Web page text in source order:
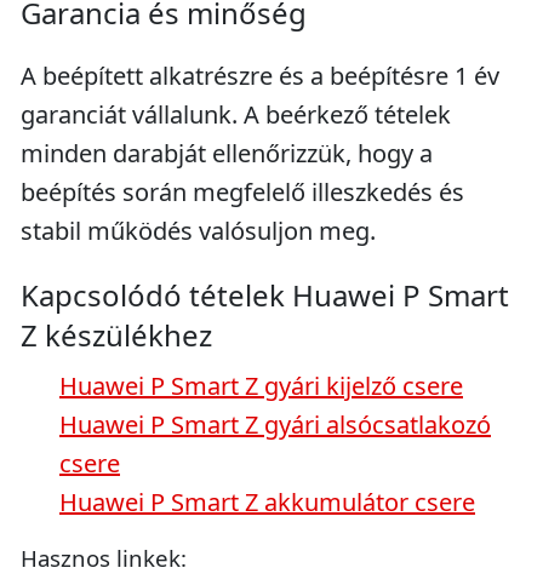
Garancia és minőség
A beépített alkatrészre és a beépítésre 1 év
garanciát vállalunk. A beérkező tételek
minden darabját ellenőrizzük, hogy a
beépítés során megfelelő illeszkedés és
stabil működés valósuljon meg.
Kapcsolódó tételek Huawei P Smart
Z készülékhez
Huawei P Smart Z gyári kijelző csere
Huawei P Smart Z gyári alsócsatlakozó
csere
Huawei P Smart Z akkumulátor csere
Hasznos linkek: